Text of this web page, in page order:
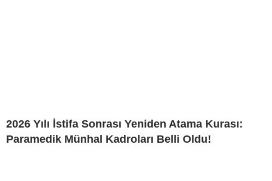
2026 Yılı İstifa Sonrası Yeniden Atama Kurası:
Paramedik Münhal Kadroları Belli Oldu!